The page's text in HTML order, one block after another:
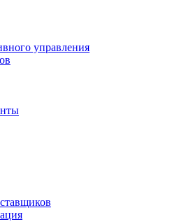
управления